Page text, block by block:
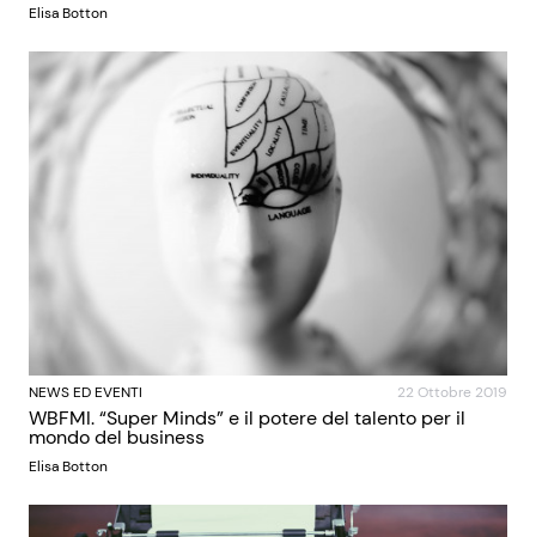
Elisa Botton
NEWS ED EVENTI 22 Ottobre 2019
WBFMI. “Super Minds” e il potere del talento per il
mondo del business
Elisa Botton